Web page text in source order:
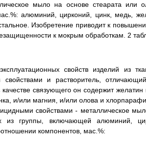
мыло на основе стеарата или
алюминий, цирконий, цинк, медь,
Изобретение приводит к
к мокрым обработкам. 2
свойств изделий из
и растворитель,
связующего он содержит
и/или магния, и/или олова и
свойствами - металлическое
из группы, включающей алюминий,
компонентов, мас.%: